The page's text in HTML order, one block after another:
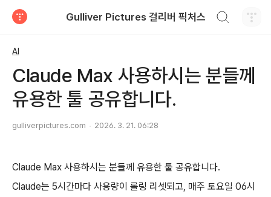
Gulliver Pictures 걸리버 픽처스
AI
Claude Max 사용하시는 분들께
유용한 툴 공유합니다.
gulliverpictures.com 2026. 3. 21. 06:28
Claude Max 사용하시는 분들께 유용한 툴 공유합니다.
Claude는 5시간마다 사용량이 롤링 리셋되고, 매주 토요일 06시